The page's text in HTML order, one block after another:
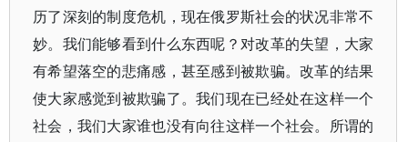
历了深刻的制度危机，现在俄罗斯社会的状况非常不
妙。我们能够看到什么东西呢？对改革的失望，大家
有希望落空的悲痛感，甚至感到被欺骗。改革的结果
使大家感觉到被欺骗了。我们现在已经处在这样一个
社会，我们大家谁也没有向往这样一个社会。所谓的